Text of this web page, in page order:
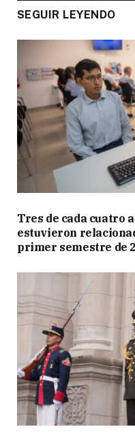
SEGUIR LEYENDO
Tres de cada cuatro
estuvieron
primer semestre de